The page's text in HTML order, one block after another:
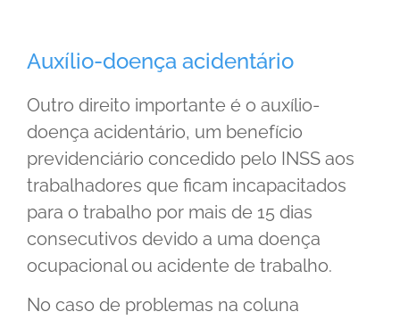
Auxílio-doença acidentário
Outro direito importante é o auxílio-
doença acidentário, um benefício
previdenciário concedido pelo INSS aos
trabalhadores que ficam incapacitados
para o trabalho por mais de 15 dias
consecutivos devido a uma doença
ocupacional ou acidente de trabalho.
No caso de problemas na coluna